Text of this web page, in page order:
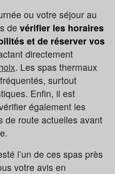
ou votre séjour au
de vérifier les horaires
et de réserver vos
directement
. Les spas thermaux
surtout
Enfin, il est
également les
de route actuelles avant
l’un de ces spas près
votre avis en